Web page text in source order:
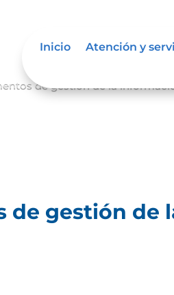
Inicio Atención y
de gestión de la
de gestión de